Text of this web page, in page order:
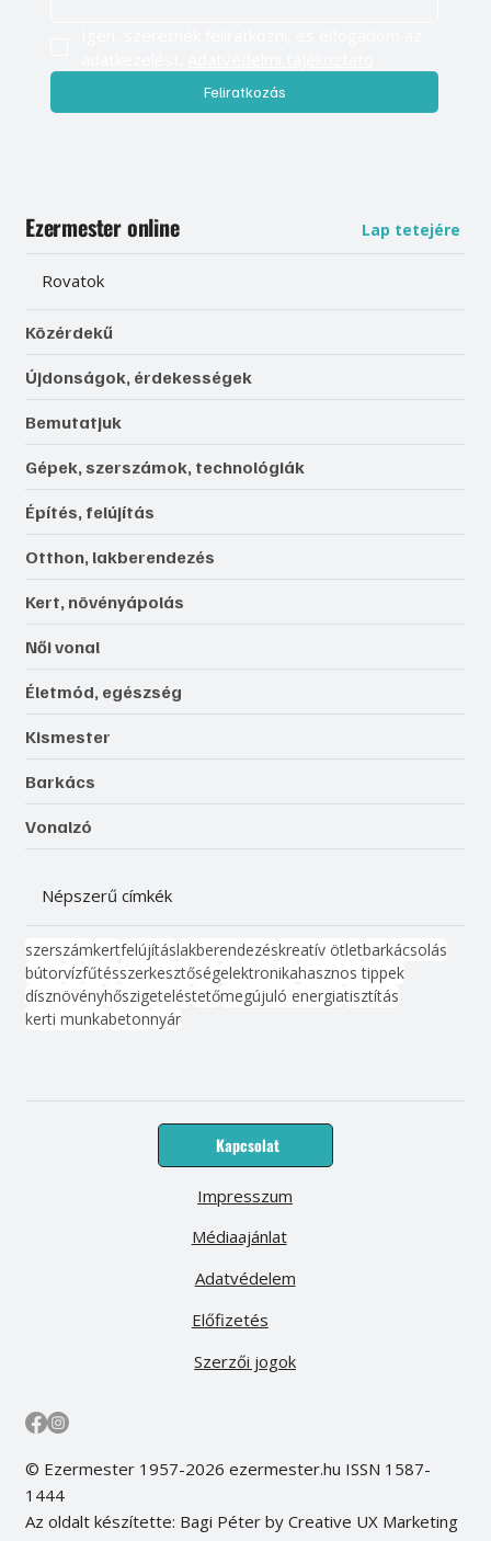
Feliratkozás
Ezermester online Lap tetejére
Rovatok
Közérdekű
Újdonságok, érdekességek
Bemutatjuk
Gépek, szerszámok, technológiák
Építés, felújítás
Otthon, lakberendezés
Kert, növényápolás
Női vonal
Életmód, egészség
Kismester
Barkács
Vonalzó
Népszerű címkék
szerszámkertfelújításlakberendezéskreatív ötletbarkácsolás
bútorvízfűtésszerkesztőségelektronikahasznos tippek
dísznövényhőszigeteléstetőmegújuló energiatisztítás
kerti munkabetonnyár
Kapcsolat
Médiaajánlat
Előfizetés
Impresszum
Adatvédelem
Szerzői jogok
© Ezermester 1957-2026 ezermester.hu ISSN 1587-
1444
Az oldalt készítette: Bagi Péter by Creative UX Marketing